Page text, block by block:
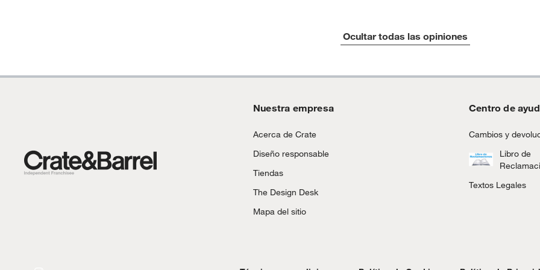
Ocultar todas las opiniones
Nuestra empresa
Acerca de Crate
Diseño responsable
Tiendas
The Design Desk
Mapa del sitio
Centro de
Cambios y
Libro de
Textos Legales